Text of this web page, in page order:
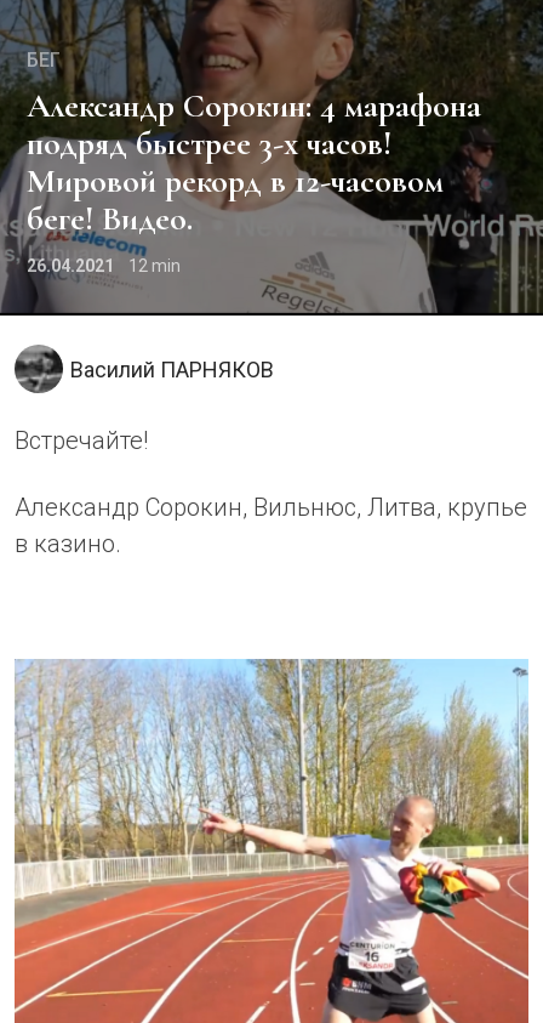
БЕГ
Александр Сорокин: 4 марафона
подряд быстрее 3-х часов!
Мировой рекорд в 12-часовом
беге! Видео.
26.04.2021 12
Василий ПАРНЯКОВ
Встречайте!
Александр Сорокин, Вильнюс, Литва, крупье
в казино.